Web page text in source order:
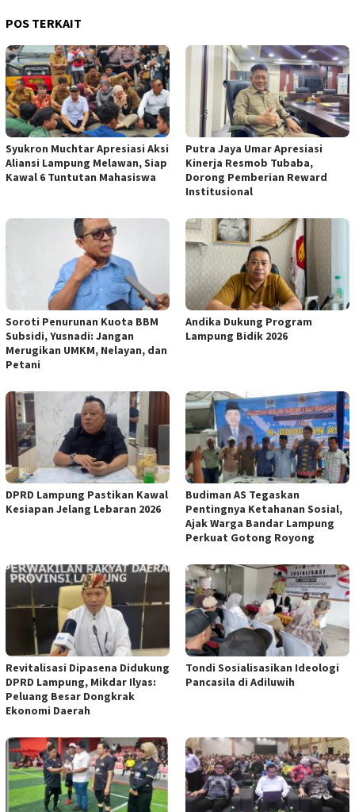
POS TERKAIT
Syukron Muchtar Apresiasi Aksi
Aliansi Lampung Melawan, Siap
Kawal 6 Tuntutan Mahasiswa
Putra Jaya Umar Apresiasi
Kinerja Resmob Tubaba,
Dorong Pemberian Reward
Institusional
Soroti Penurunan Kuota BBM
Subsidi, Yusnadi: Jangan
Merugikan UMKM, Nelayan, dan
Petani
Andika Dukung Program
Lampung Bidik 2026
DPRD Lampung Pastikan Kawal
Kesiapan Jelang Lebaran 2026
Budiman AS Tegaskan
Pentingnya Ketahanan Sosial,
Ajak Warga Bandar Lampung
Perkuat Gotong Royong
Revitalisasi Dipasena Didukung
DPRD Lampung, Mikdar Ilyas:
Peluang Besar Dongkrak
Ekonomi Daerah
Tondi Sosialisasikan Ideologi
Pancasila di Adiluwih